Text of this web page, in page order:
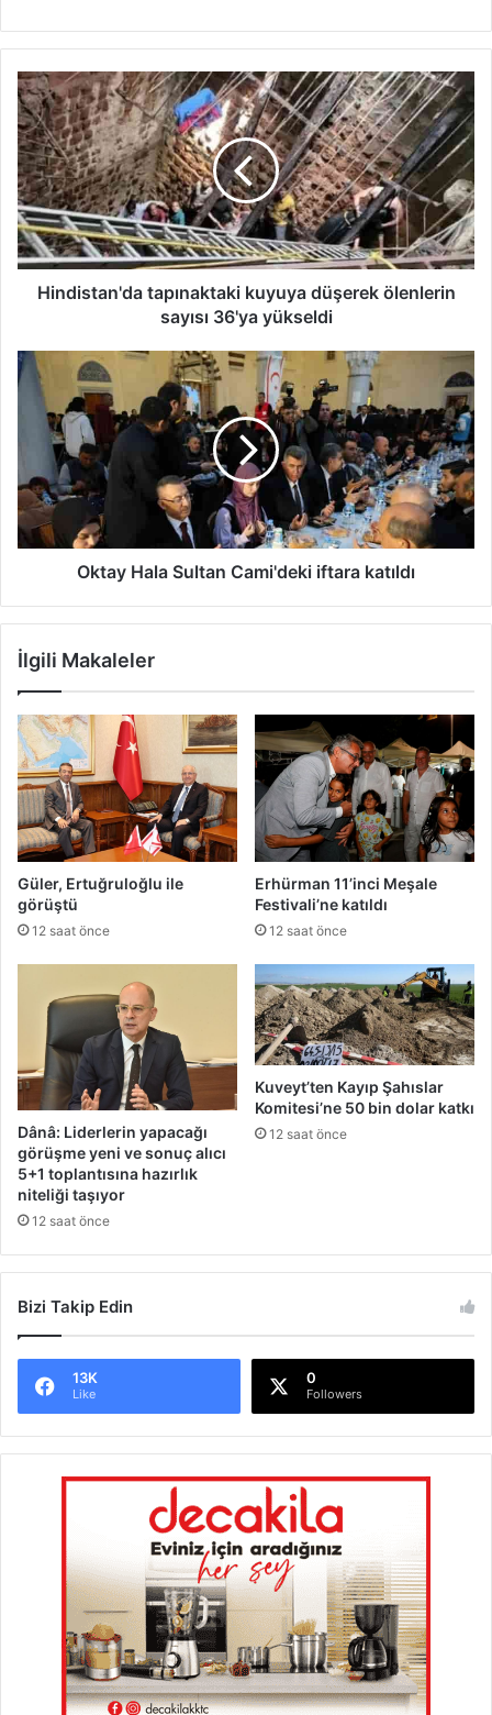
Hindistan'da
tapınaktaki
kuyuya
düşerek
ölenlerin
sayısı
36'ya
yükseldi
Hindistan'da tapınaktaki kuyuya düşerek ölenlerin
sayısı 36'ya yükseldi
Oktay
Hala
Sultan
Cami'deki
katıldı
Oktay Hala Sultan Cami'deki iftara katıldı
İlgili Makaleler
Güler, Ertuğruloğlu ile
görüştü
12 saat önce
Erhürman 11’inci Meşale
Festivali’ne katıldı
12 saat önce
Dânâ: Liderlerin yapacağı
görüşme yeni ve sonuç alıcı
5+1 toplantısına hazırlık
niteliği taşıyor
12 saat önce
Kuveyt’ten Kayıp Şahıslar
Komitesi’ne 50 bin dolar katkı
12 saat önce
Bizi Takip Edin
13K
Like
0
Followers